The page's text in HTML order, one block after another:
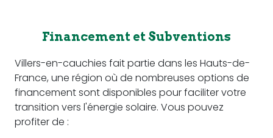
Financement et Subventions
Villers-en-cauchies fait partie dans les Hauts-de-
France, une région où de nombreuses options de
financement sont disponibles pour faciliter votre
transition vers l'énergie solaire. Vous pouvez
profiter de :